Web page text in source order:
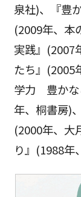
泉社)、『豊
(2009年、本
実践』(2007
たち』(2005
学力 豊かな
年、桐書房)
(2000年、大
り』(1988年